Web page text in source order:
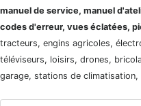
manuel de service, manuel
codes d'erreur, vues éclatées,
tracteurs, engins agricoles,
téléviseurs, loisirs, drones,
garage, stations de